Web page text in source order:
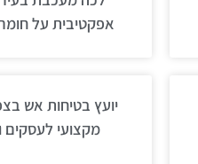
אפקטיבית על
יועץ בטיחות אש
מקצועי לעסקים